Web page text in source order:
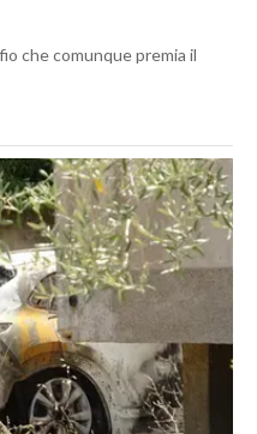
che comunque premia il